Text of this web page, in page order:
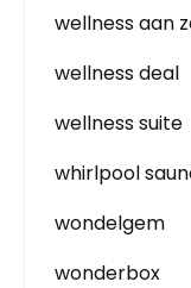
wellness aan
wellness deal
wellness suite
whirlpool
wondelgem
wonderbox